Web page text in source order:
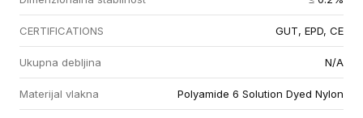
CERTIFICATIONS GUT, EPD, CE
Ukupna debljina N/A
Materijal vlakna Polyamide 6 Solution Dyed Nylon